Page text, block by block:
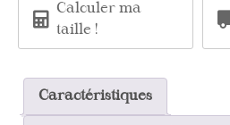
Calculer ma
taille !
Caractéristiques